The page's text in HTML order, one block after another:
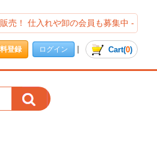
売！ 仕入れや卸の会員も募集中 -
Cart(0)
登録 ログイン |